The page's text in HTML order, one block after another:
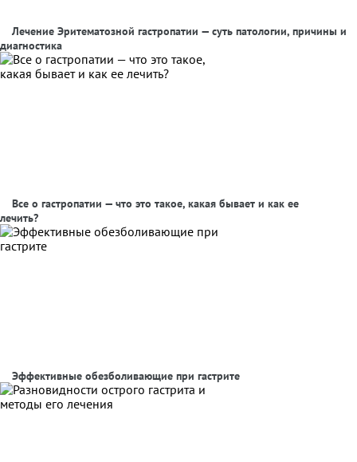
Лечение Эритематозной гастропатии — суть патологии, причины и
диагностика
Все о гастропатии — что это такое, какая бывает и как ее
лечить?
Эффективные обезболивающие при гастрите